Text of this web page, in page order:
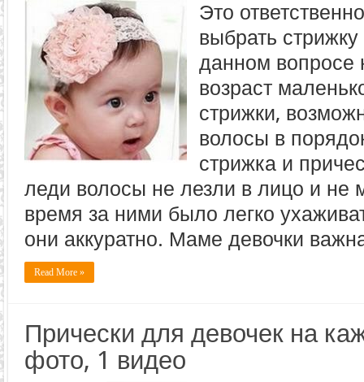
Это
выбрать
данном вопросе
возраст
стрижки,
волосы в
стрижка и
леди волосы не лезли в лицо и не
время за ними было легко
они аккуратно. Маме девочки
Read More »
Прически для девочек на
фото, 1 видео